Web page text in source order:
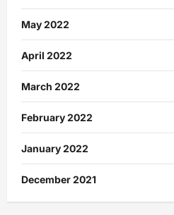
May 2022
April 2022
March 2022
February 2022
January 2022
December 2021